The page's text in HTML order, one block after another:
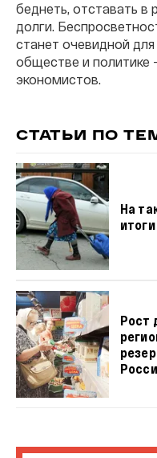
беднеть, отставать в
долги.
станет очевидной
обществе и политике
экономистов.
СТАТЬИ ПО
На
Рост